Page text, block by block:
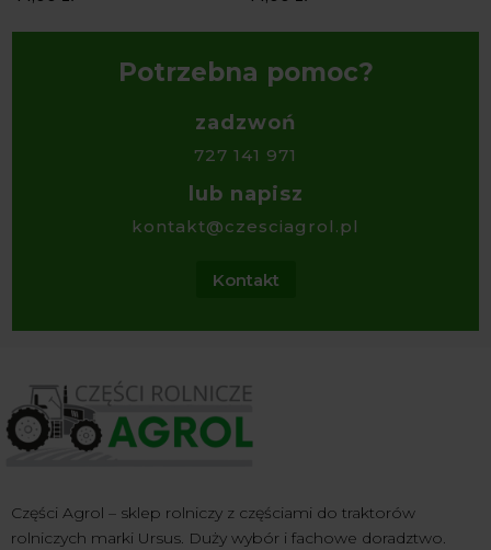
Potrzebna pomoc?
zadzwoń
727 141 971
lub napisz
kontakt@czesciagrol.pl
Kontakt
Części Agrol – sklep rolniczy z częściami do traktorów
rolniczych marki Ursus. Duży wybór i fachowe doradztwo.